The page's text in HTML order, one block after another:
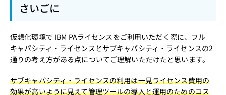
さいごに
仮想化環境で IBM PAライセンスをご利用いただく際に、フル
キャパシティ・ライセンスとサブキャパシティ・ライセンスの2
通りの考え方がある点についてご理解いただけたと思います。
サブキャパシティ・ライセンスの利用は一見ライセンス費用の
効果が高いように見えて管理ツールの導入と運用のためのコス